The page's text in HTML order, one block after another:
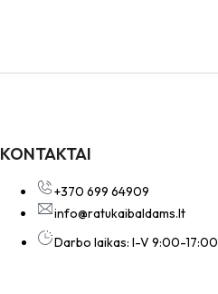
KONTAKTAI
+370 699 64909
info@ratukaibaldams.lt
Darbo laikas: I-V 9:00-17:00